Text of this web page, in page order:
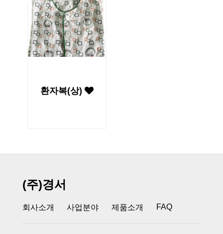
환자복(상)
(주)경서
회사소개 사업분야 제품소개 FAQ